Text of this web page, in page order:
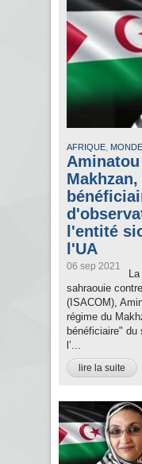
AFRIQUE, MONDE
l'entité
l'UA
06 sep 2021
sahraouie
(ISACOM),
régime du
bénéficiaire" du
l’...
lire la suite